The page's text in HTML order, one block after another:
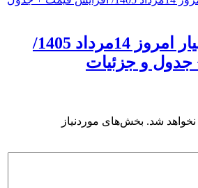
قیمت طلای 18عیار امروز 14مرداد 1405/
جدول و جزئیات
شد. بخش‌های موردنیاز